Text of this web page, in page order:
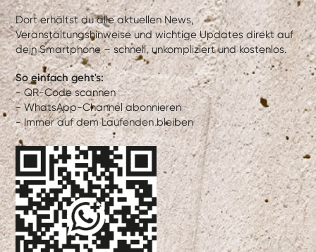
Dort erhältst du alle aktuellen News,
Veranstaltungshinweise und wichtige Updates direkt auf
dein Smartphone – schnell, unkompliziert und kostenlos.
So einfach geht's:
- QR-Code scannen
- WhatsApp-Channel abonnieren
- Immer auf dem Laufenden bleiben